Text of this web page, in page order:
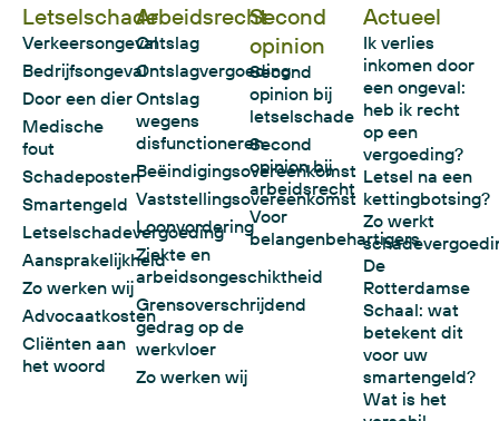
Letselschade
Verkeersongeval
Bedrijfsongeval
Door een dier
Medische
fout
Schadeposten
Smartengeld
Letselschadevergoeding
Aansprakelijkheid
Zo werken wij
Advocaatkosten
Cliënten aan
het woord
Arbeidsrecht
Ontslag
Ontslagvergoeding
Ontslag
wegens
disfunctioneren
Beëindigingsovereenkomst
Vaststellingsovereenkomst
Loonvordering
Ziekte en
arbeidsongeschiktheid
Grensoverschrijdend
gedrag op de
werkvloer
Zo werken wij
Second
opinion
Second
opinion bij
letselschade
Second
opinion bij
arbeidsrecht
Voor
belangenbehartigers
Actueel
Ik verlies
inkomen door
een ongeval:
heb ik recht
op een
vergoeding?
Letsel na een
kettingbotsing?
Zo werkt
De
Rotterdamse
Schaal: wat
betekent dit
voor uw
smartengeld?
Wat is het